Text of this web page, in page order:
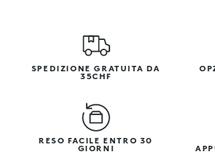
SPEDIZIONE GRATUITA DA
35CHF
RESO FACILE ENTRO 30
GIORNI